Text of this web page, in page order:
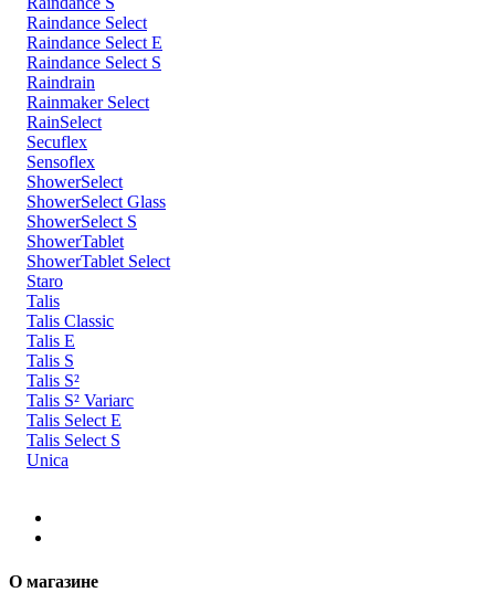
Raindance Select
Raindance Select E
Raindance Select S
Raindrain
Rainmaker Select
RainSelect
Secuflex
Sensoflex
ShowerSelect
ShowerSelect Glass
ShowerSelect S
ShowerTablet
ShowerTablet Select
Staro
Talis
Talis Classic
Talis E
Talis S
Talis S²
Talis S² Variarc
Talis Select E
Talis Select S
Unica
О магазине